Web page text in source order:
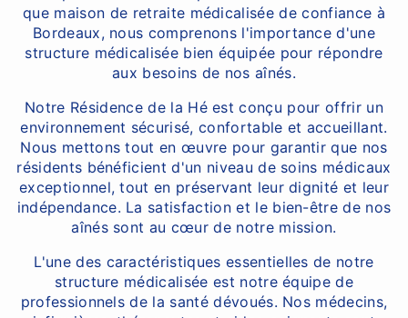
que maison de retraite médicalisée de confiance à
Bordeaux, nous comprenons l'importance d'une
structure médicalisée bien équipée pour répondre
aux besoins de nos aînés.
Notre Résidence de la Hé est conçu pour offrir un
environnement sécurisé, confortable et accueillant.
Nous mettons tout en œuvre pour garantir que nos
résidents bénéficient d'un niveau de soins médicaux
exceptionnel, tout en préservant leur dignité et leur
indépendance. La satisfaction et le bien-être de nos
aînés sont au cœur de notre mission.
L'une des caractéristiques essentielles de notre
structure médicalisée est notre équipe de
professionnels de la santé dévoués. Nos médecins,